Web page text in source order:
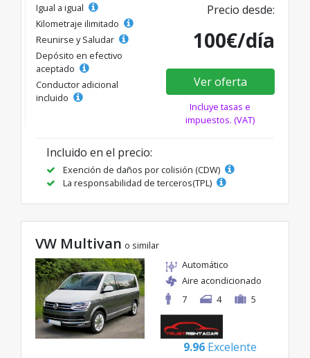
Igual a igual
Kilometraje ilimitado
Reunirse y Saludar
Depósito en efectivo
aceptado
Conductor adicional
incluido
Precio desde:
100€/día
Ver oferta
Incluye tasas e
impuestos. (VAT)
Incluido en el precio:
Exención de daños por colisión (CDW)
La responsabilidad de terceros(TPL)
VW Multivan o similar
Automático
Aire acondicionado
7
4 5
9.96 Excelente